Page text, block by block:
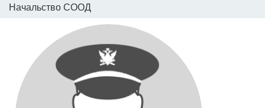
Начальство СООД